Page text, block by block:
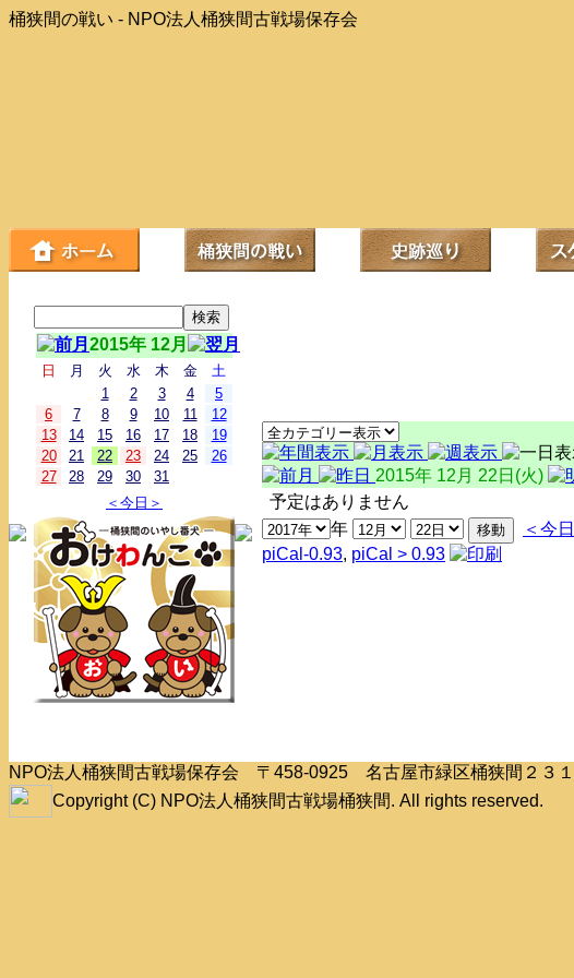
桶狭間の戦い - NPO法人桶狭間古戦場保存会
2015年 12月
日 月 火 水 木 金
土
1
2 3 4
5
6
7 8 9 10 11
12
13
14 15 16 17 18
19
20
21 22 23 24 25
26
27
28 29 30
31
＜今日＞
2015年 12月 22日(火)
予定はありません
年
＜今
piCal-0.93, piCal > 0.93
NPO法人桶狭間古戦場保存会 〒458-0925 名古屋市緑区桶狭間２３
Copyright (C) NPO法人桶狭間古戦場桶狭間. All rights reserved.